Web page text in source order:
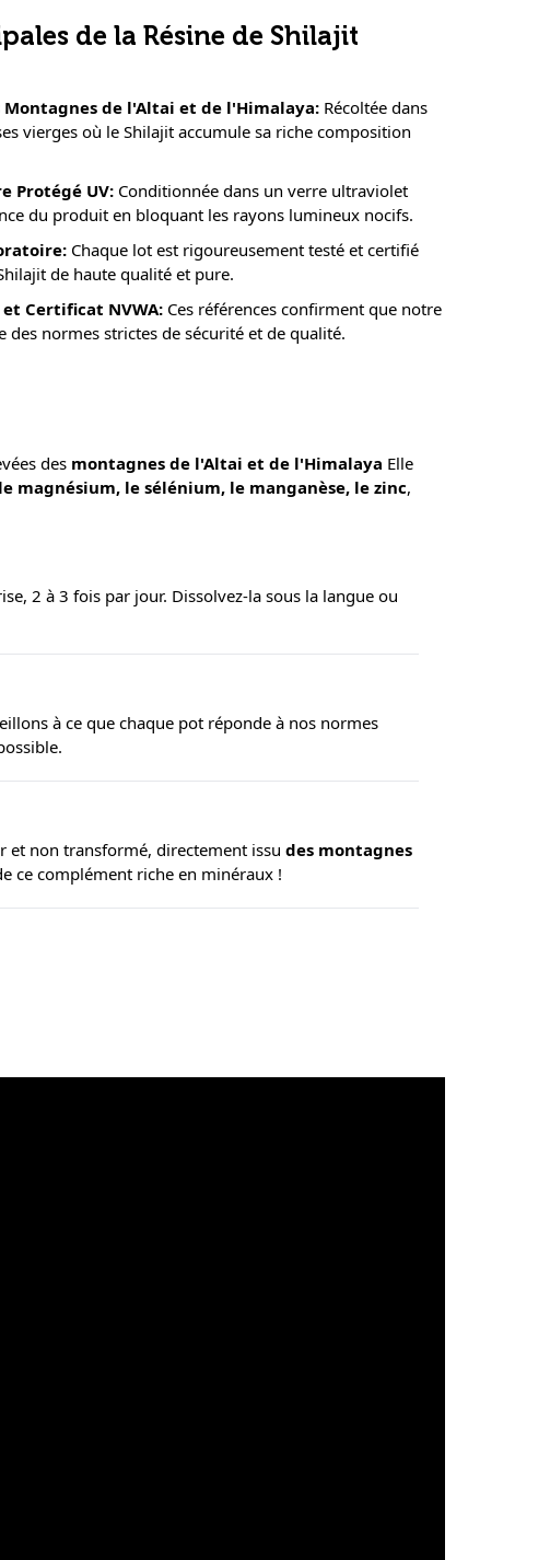
de la Résine de Shilajit
de l'Altai et de l'Himalaya: Récoltée dans
vierges où le Shilajit accumule sa riche composition
Protégé UV: Conditionnée dans un verre ultraviolet
du produit en bloquant les rayons lumineux nocifs.
: Chaque lot est rigoureusement testé et certifié
de haute qualité et pure.
et Certificat NVWA: Ces références confirment que notre
des normes strictes de sécurité et de qualité.
des montagnes de l'Altai et de l'Himalaya Elle
magnésium, le sélénium, le manganèse, le zinc,
2 à 3 fois par jour. Dissolvez-la sous la langue ou
à ce que chaque pot réponde à nos normes
et non transformé, directement issu des montagnes
ce complément riche en minéraux !